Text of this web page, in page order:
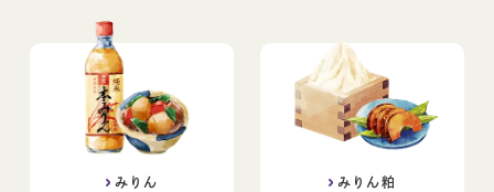
みりん みりん粕